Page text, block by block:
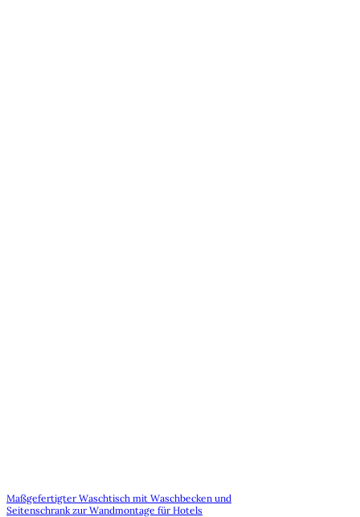
Maßgefertigter Waschtisch mit Waschbecken und
Seitenschrank zur Wandmontage für Hotels